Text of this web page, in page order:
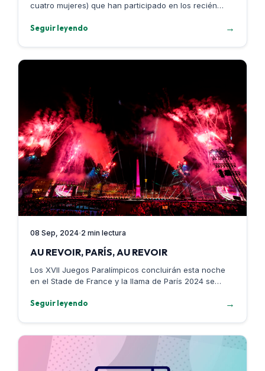
cuatro mujeres) que han participado en los recién
Seguir leyendo
→
08 Sep, 2024 2 min lectura
AU REVOIR, PARÍS, AU REVOIR
Los XVII Juegos Paralímpicos concluirán esta noche
en el Stade de France y la llama de París 2024 se
Seguir leyendo
→